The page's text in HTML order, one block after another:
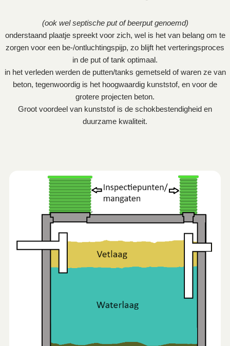
(ook wel septische put of beerput genoemd)
onderstaand plaatje spreekt voor zich, wel is het van belang om te
zorgen voor een be-/ontluchtingspijp, zo blijft het verteringsproces
in de put of tank optimaal.
in het verleden werden de putten/tanks gemetseld of waren ze van
beton, tegenwoordig is het hoogwaardig kunststof, en voor de
grotere projecten beton.
Groot voordeel van kunststof is de schokbestendigheid en
duurzame kwaliteit.